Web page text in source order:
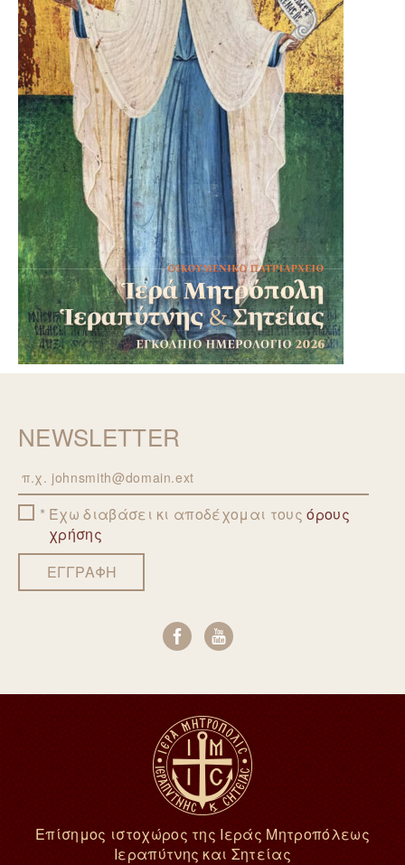
NEWSLETTER
EmailΈχω διαβάσει κι αποδέχομαι τουςόρους
χρήσης
ΕΓΓΡΑΦΗ
Επίσημος ιστοχώρος της Ιεράς Μητροπόλεως
Ιεραπύτνης και Σητείας